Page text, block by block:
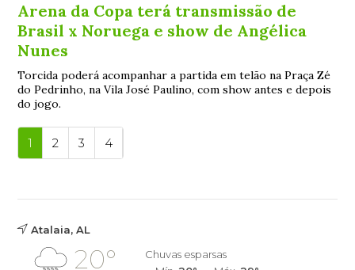
Arena da Copa terá transmissão de
Brasil x Noruega e show de Angélica
Nunes
Torcida poderá acompanhar a partida em telão na Praça Zé
do Pedrinho, na Vila José Paulino, com show antes e depois
do jogo.
1 2 3 4
Atalaia, AL
20°
Chuvas esparsas